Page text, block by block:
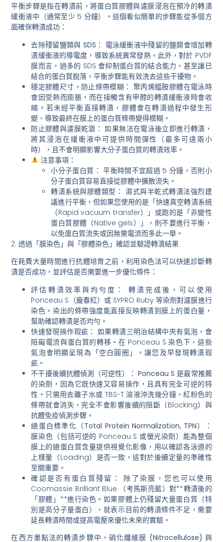
平衡步驟是指在轉漬前，將蛋白質膠體與濾膜浸泡在預冷的轉漬
緩衝液中（通常至少 5 分鐘）。這個看似簡單的步驟能從多個方
面確保轉漬成功：
去除殘留鹽類與 SDS： 電泳緩衝液中殘留的鹽類會增加轉
漬緩衝液的導電度，導致系統異常發熱。此外，對於 PVDF
膜而言，過多的 SDS 會抑制蛋白質的結合能力，甚至讓已
結合的蛋白質脫落，平衡步驟能有效洗去這些干擾物。
穩定膠體尺寸，防止條帶模糊： 聚丙烯醯胺膠體在電泳時
會因受熱而膨脹，而在接觸含有甲醇的轉漬緩衝液時會收
縮。若未經平衡直接轉漬，膠體會在轉漬過程中發生形
變，導致最終在膜上的蛋白質條帶變得模糊。
防止膠體與濾膜乾涸： 如果無法在電泳後立即進行轉漬，
將其浸泡在緩衝液中可提供時間彈性（最多可達兩小
時），且不會明顯影響大分子蛋白質的轉漬效率。
注意事項：
小分子蛋白質： 平衡時間不宜超過 5 分鐘，否則小
分子蛋白質容易直接從膠體中擴散流失。
轉漬系統與膠體類型： 濕式與半乾式轉漬法強烈建
議進行平衡，但如果您使用的是「快速真空轉漬系統
（Rapid vacuum transfer）」或跑的是「非變性
蛋白質膠體（Native gels）」，則不要進行平衡 ，
以免蛋白質流失或因無需電流而多此一舉。
2. 透過「膜染色」與「膠體染色」確認並驗證轉漬結果
在耗費大量時間進行抗體培育之前，利用染色法可以快速診斷轉
漬是否成功，並評估是否需要進一步優化條件：
評估轉漬效率與均勻度：
轉漬完成後，可以使用
Ponceau S（龐春紅）或 SYPRO Ruby 等染劑對濾膜進行
染色。染出的條帶強度能直接反映轉漬到膜上的蛋白量，
幫助確認轉漬是否均勻。
快速發現操作瑕疵： 如果轉漬三明治結構中夾有氣泡，會
阻礙電流與蛋白質的轉移。在 Ponceau S 染色下，這些
氣泡會明顯呈現為「空白圓圈」，讓您及早發現轉漬瑕
疵。
不干擾後續抗體偵測（可逆性）： Ponceau S 是最常推薦
的染劑 ，因為它既快速又容易操作，且具有完全可逆的特
性。只需用去離子水或 TBS-T 溶液沖洗幾分鐘，紅粉色的
條帶就會消失，完全不會影響後續的阻斷（Blocking）與
抗體免疫偵測步驟。
總蛋白標準化（Total Protein Normalization, TPN）：
膜染色（包括可逆的 Ponceau S 或螢光染劑）能為整個
膜上的總蛋白質含量提供視覺化影像，用以確認各泳道的
上樣量（Loading）是否一致，這對於後續定量的準確性
至關重要。
確認是否有蛋白質殘留：
除了染膜，您也可以使用
Coomassie Brilliant Blue （考馬斯亮藍）對**轉漬後的
「膠體」**進行染色。如果膠體上仍殘留大量蛋白質（特
別是高分子量蛋白），就表示目前的轉漬條件不足，需要
延長轉漬時間或提高電壓來優化未來的實驗。
在西方墨點法的轉漬步驟中， 硝化纖維膜 (Nitrocellulose) 與